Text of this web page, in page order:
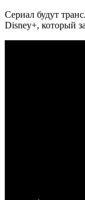
Сериал будут
Disney+, который